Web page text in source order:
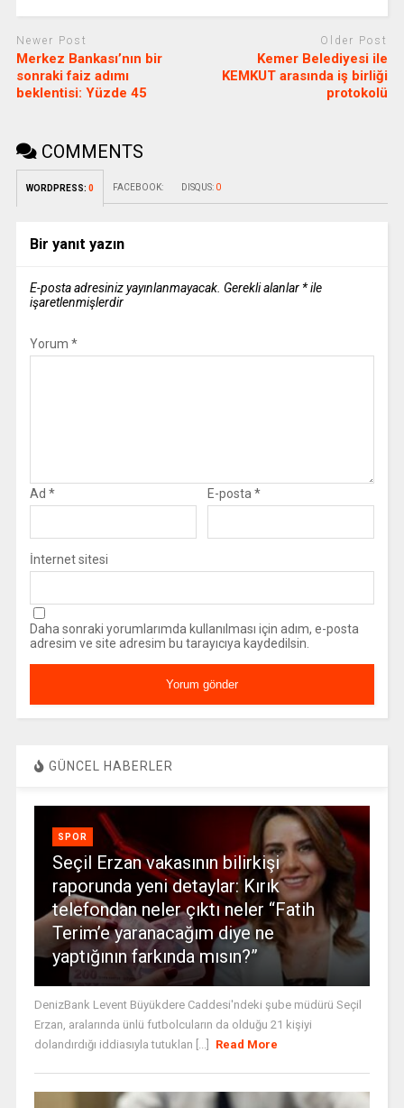
Newer Post
Merkez Bankası’nın bir
sonraki faiz adımı
beklentisi: Yüzde 45
Older Post
Kemer Belediyesi ile
KEMKUT arasında iş birliği
protokolü
COMMENTS
WORDPRESS: 0 FACEBOOK: DISQUS: 0
Bir yanıt yazın
E-posta adresiniz yayınlanmayacak. Gerekli alanlar *ile
işaretlenmişlerdir
Yorum *
Ad * E-posta*
İnternet sitesi
Daha sonraki yorumlarımda kullanılması için adım, e-posta
adresim ve site adresim bu tarayıcıya kaydedilsin.
GÜNCEL HABERLER
SPOR
Seçil Erzan vakasının bilirkişi
raporunda yeni detaylar: Kırık
telefondan neler çıktı neler “Fatih
Terim’e yaranacağım diye ne
yaptığının farkında mısın?”
DenizBank Levent Büyükdere Caddesi'ndeki şube müdürü Seçil
Erzan, aralarında ünlü futbolcuların da olduğu 21 kişiyi
dolandırdığı iddiasıyla tutuklan [...]
Read More